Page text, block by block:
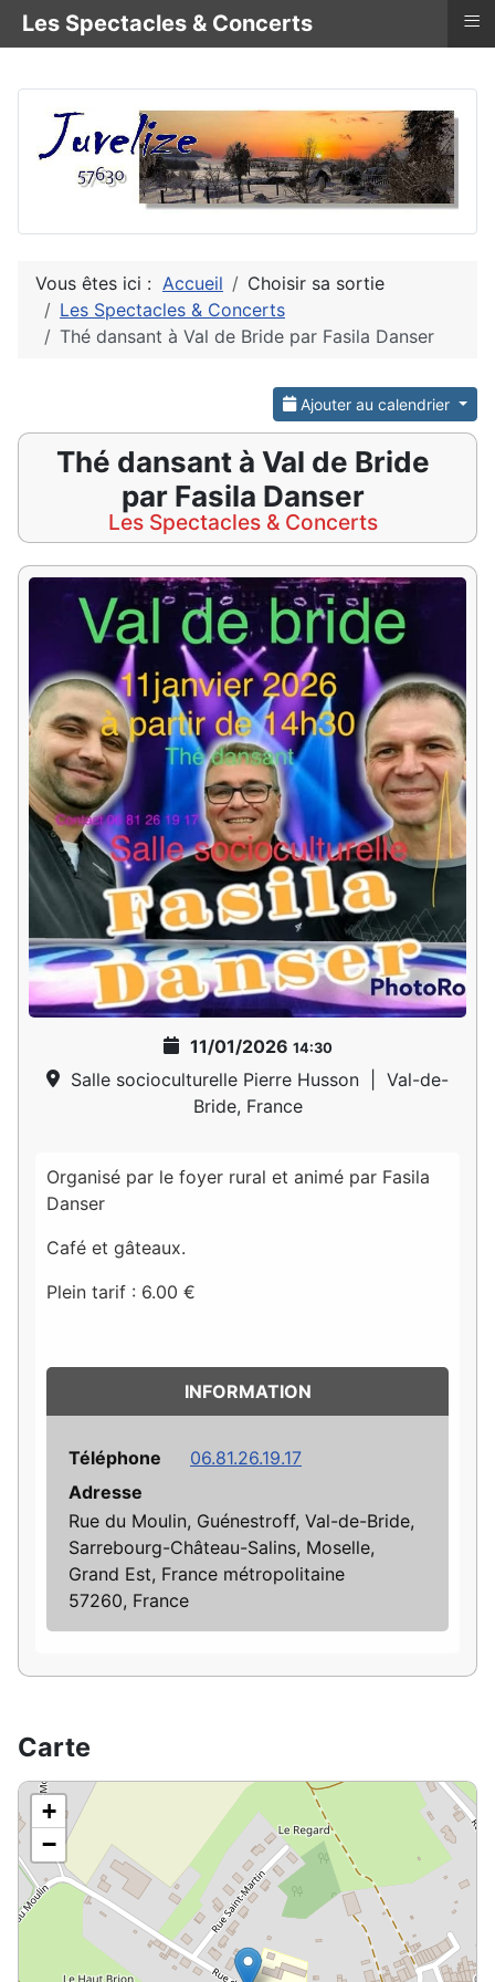
Vous êtes ici : Accueil
Choisir sa sortie
Les Spectacles & Concerts
Thé dansant à Val de Bride par Fasila Danser
Ajouter au calendrier
Thé dansant à Val de Bride
par Fasila Danser
Les Spectacles & Concerts
11/01/2026 14:30
Salle socioculturelle Pierre Husson
Val-de-
Bride, France
Organisé par le foyer rural et animé par Fasila
Danser
Café et gâteaux.
Plein tarif : 6.00 €
INFORMATION
Téléphone
06.81.26.19.17
Adresse
Rue du Moulin, Guénestroff, Val-de-Bride,
Sarrebourg-Château-Salins, Moselle,
Grand Est, France métropolitaine
57260, France
Carte
+
−
Les Spectacles & Concerts ≡